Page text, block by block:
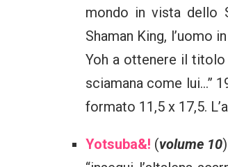
mondo in vista dello
Shaman King, l’uomo
Yoh a ottenere il titolo
sciamana come lui…”
formato 11,5 x 17,5.
Yotsuba&! (volume 10